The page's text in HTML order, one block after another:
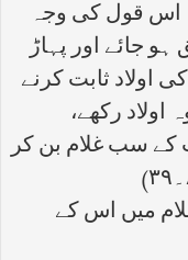
اس قول کی وجہ
جائے اور پہاڑ
اولاد ثابت کرنے
اولاد رکھے،
کے سب غلام بن کر
میں اس کے